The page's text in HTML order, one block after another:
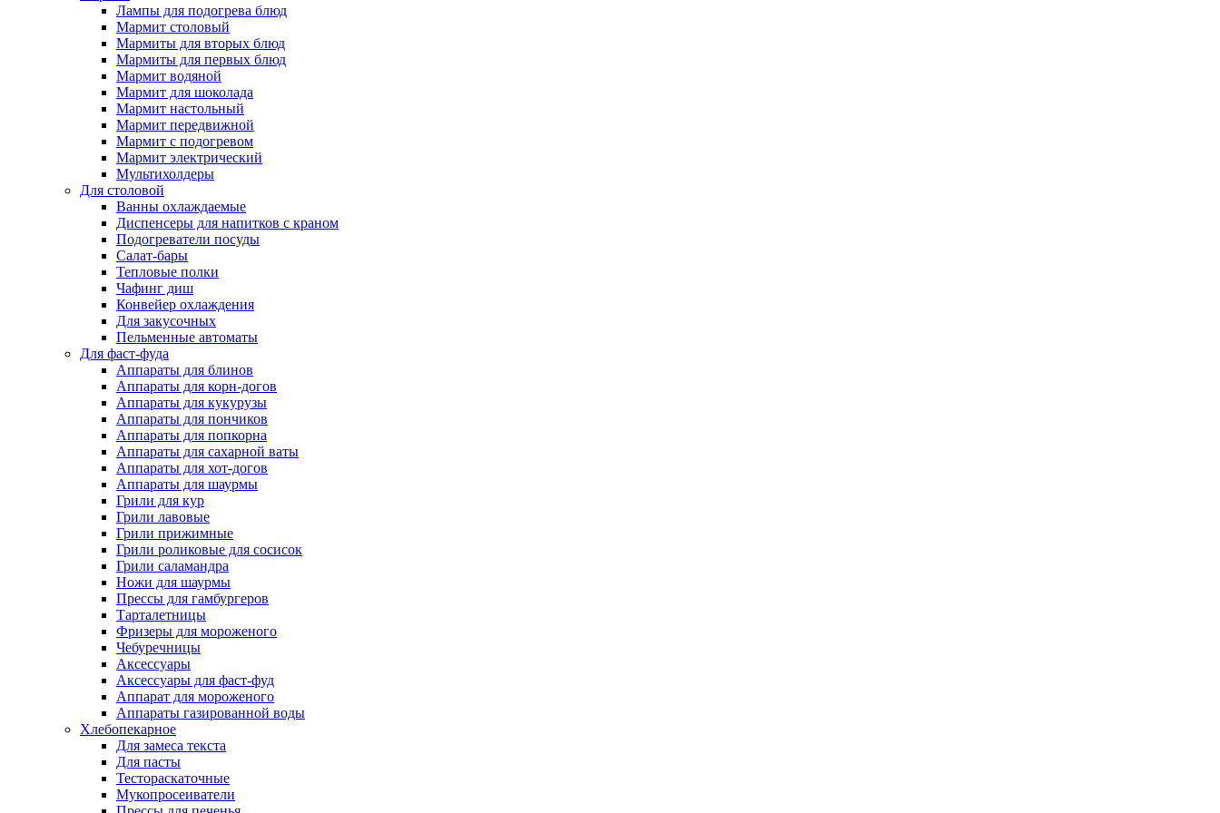
Лампы для подогрева блюд
Мармит столовый
Мармиты для вторых блюд
Мармиты для первых блюд
Мармит водяной
Мармит для шоколада
Мармит настольный
Мармит передвижной
Мармит с подогревом
Мармит электрический
Мультихолдеры
Для столовой
Ванны охлаждаемые
Диспенсеры для напитков с краном
Подогреватели посуды
Салат-бары
Тепловые полки
Чафинг диш
Конвейер охлаждения
Для закусочных
Пельменные автоматы
Для фаст-фуда
Аппараты для блинов
Аппараты для корн-догов
Аппараты для кукурузы
Аппараты для пончиков
Аппараты для попкорна
Аппараты для сахарной ваты
Аппараты для хот-догов
Аппараты для шаурмы
Грили для кур
Грили лавовые
Грили прижимные
Грили роликовые для сосисок
Грили саламандра
Ножи для шаурмы
Прессы для гамбургеров
Тарталетницы
Фризеры для мороженого
Чебуречницы
Аксессуары
Аксессуары для фаст-фуд
Аппарат для мороженого
Аппараты газированной воды
Хлебопекарное
Для замеса текста
Для пасты
Тестораскаточные
Мукопросеиватели